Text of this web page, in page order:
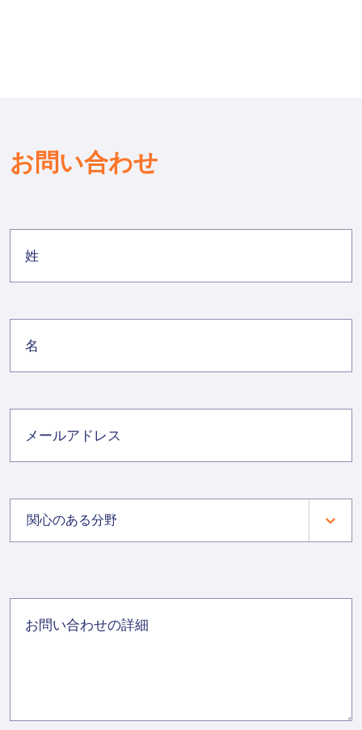
お問い合わせ
関心のある分野